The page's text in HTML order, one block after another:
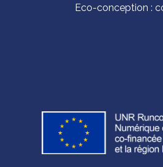
Eco-conception :